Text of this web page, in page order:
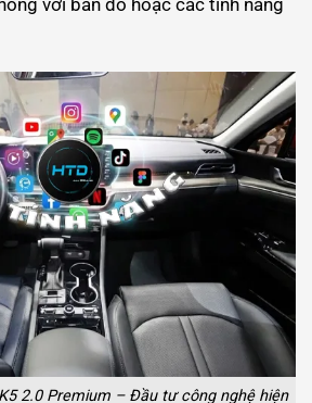
với bản đồ hoặc các tính năng
2.0 Premium – Đầu tư công nghệ hiện